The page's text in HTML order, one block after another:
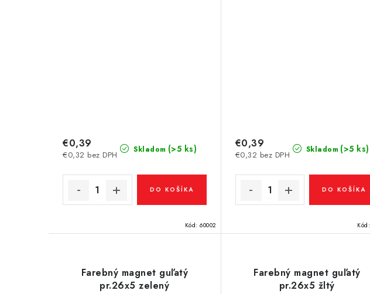
Skladom (>5 ks)
€0,32 bez DPH
€0,39
DO KOŠÍKA
Kód: 60002
Skladom (>5 ks)
€0,32 bez DPH
€0,39
DO KOŠÍKA
Kód:
Farebný magnet guľatý
pr.26x5 zelený
Farebný magnet guľatý
pr.26x5 žltý